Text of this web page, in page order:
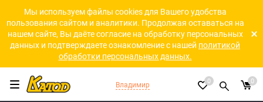
Мы используем файлы cookies для Вашего удобства
пользования сайтом и аналитики. Продолжая оставаться на
нашем сайте, Вы даёте согласие на обработку персональных
данных и подтверждаете ознакомление с нашей политикой
обработки персональных данных.
Владимир 0 0